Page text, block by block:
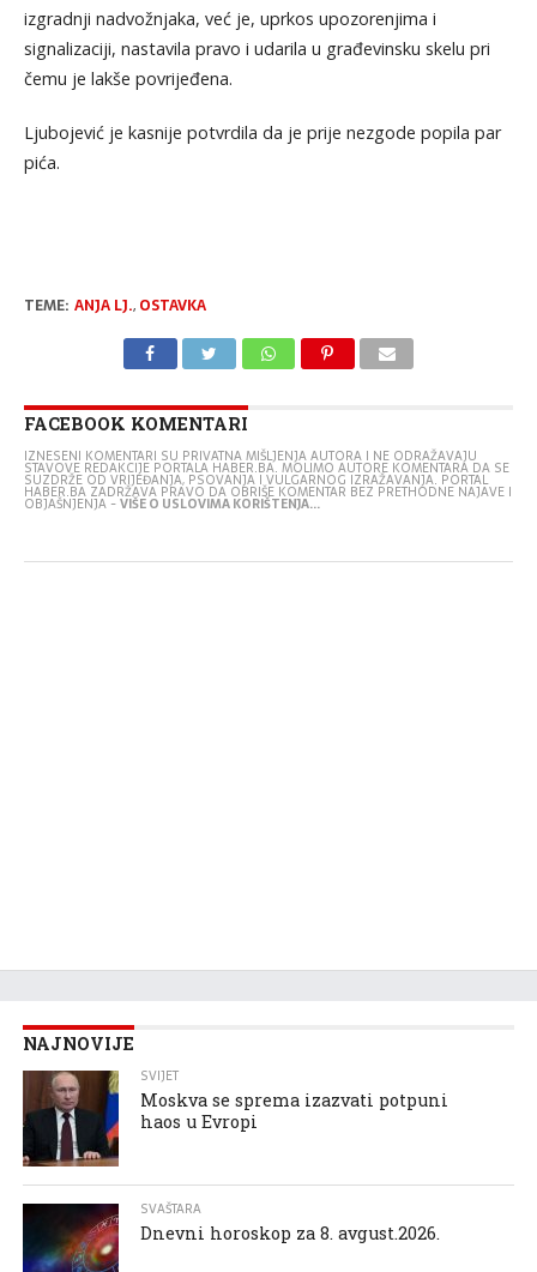
izgradnji nadvožnjaka, već je, uprkos upozorenjima i
signalizaciji, nastavila pravo i udarila u građevinsku skelu pri
čemu je lakše povrijeđena.
Ljubojević je kasnije potvrdila da je prije nezgode popila par
pića.
TEME: ANJA LJ., OSTAVKA
FACEBOOK KOMENTARI
IZNESENI KOMENTARI SU PRIVATNA MIŠLJENJA AUTORA I NE ODRAŽAVAJU
STAVOVE REDAKCIJE PORTALA HABER.BA. MOLIMO AUTORE KOMENTARA DA SE
SUZDRŽE OD VRIJEĐANJA, PSOVANJA I VULGARNOG IZRAŽAVANJA. PORTAL
HABER.BA ZADRŽAVA PRAVO DA OBRIŠE KOMENTAR BEZ PRETHODNE NAJAVE I
OBJAŠNJENJA -VIŠE O USLOVIMA KORIŠTENJA...
NAJNOVIJE
SVIJET
Moskva se sprema izazvati potpuni
haos u Evropi
SVAŠTARA
Dnevni horoskop za 8. avgust.2026.